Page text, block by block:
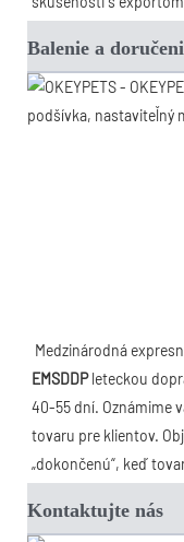
Balenie a
Medzinárodná
EMSDDP leteckou
40-55 dní. Oznámime
tovaru pre klientov.
„dokončenú“, keď
Kontaktujte nás